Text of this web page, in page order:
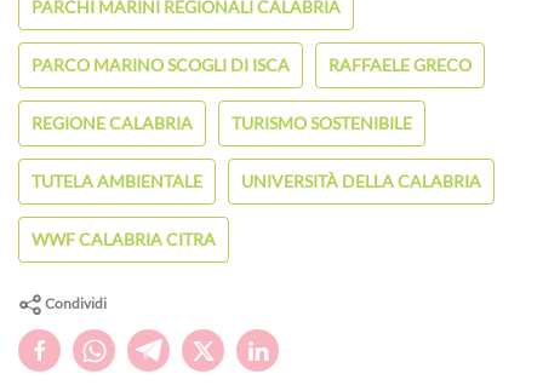
PARCHI MARINI REGIONALI CALABRIA
PARCO MARINO SCOGLI DI ISCA RAFFAELE GRECO
REGIONE CALABRIA TURISMO SOSTENIBILE
TUTELA AMBIENTALE UNIVERSITÀ DELLA CALABRIA
WWF CALABRIA CITRA
Condividi